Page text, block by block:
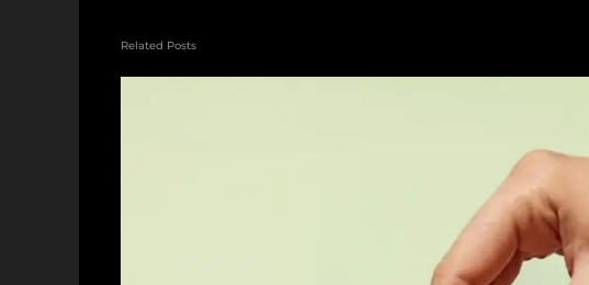
Related Posts